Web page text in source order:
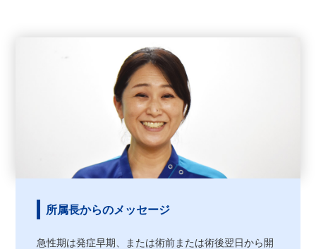
所属長からのメッセージ
急性期は発症早期、または術前または術後翌日から開